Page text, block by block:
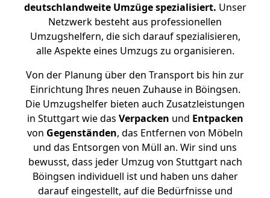
deutschlandweite Umzüge spezialisiert. Unser
Netzwerk besteht aus professionellen
Umzugshelfern, die sich darauf spezialisieren,
alle Aspekte eines Umzugs zu organisieren.
Von der Planung über den Transport bis hin zur
Einrichtung Ihres neuen Zuhause in Böingsen.
Die Umzugshelfer bieten auch Zusatzleistungen
in Stuttgart wie das Verpacken und Entpacken
von Gegenständen, das Entfernen von Möbeln
und das Entsorgen von Müll an. Wir sind uns
bewusst, dass jeder Umzug von Stuttgart nach
Böingsen individuell ist und haben uns daher
darauf eingestellt, auf die Bedürfnisse und